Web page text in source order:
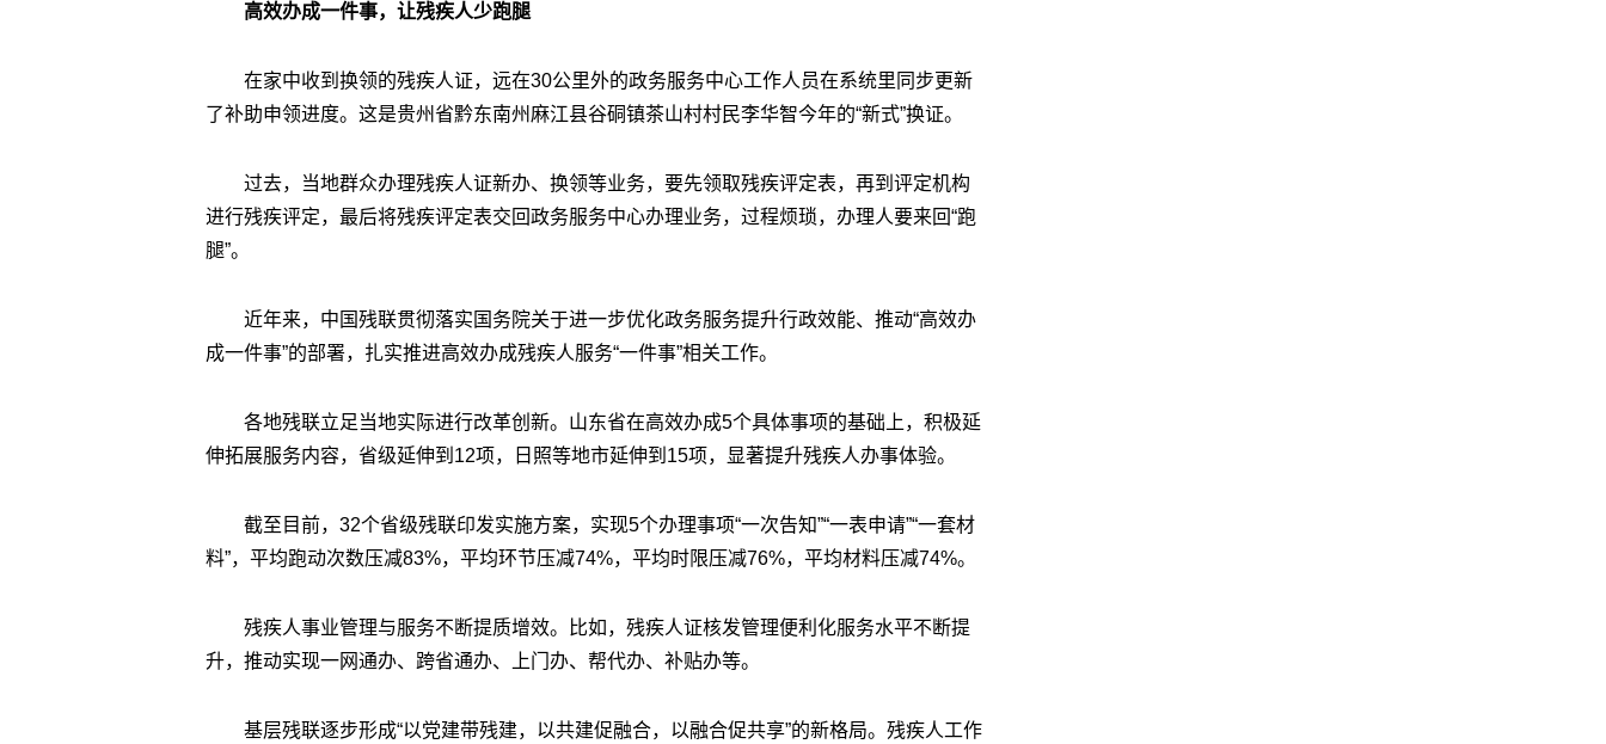
高效办成一件事，让残疾人少跑腿
在家中收到换领的残疾人证，远在30公里外的政务服务中心工作人员在系统里同步更新
了补助申领进度。这是贵州省黔东南州麻江县谷硐镇茶山村村民李华智今年的“新式”换证。
过去，当地群众办理残疾人证新办、换领等业务，要先领取残疾评定表，再到评定机构
进行残疾评定，最后将残疾评定表交回政务服务中心办理业务，过程烦琐，办理人要来回“跑
腿”。
近年来，中国残联贯彻落实国务院关于进一步优化政务服务提升行政效能、推动“高效办
成一件事”的部署，扎实推进高效办成残疾人服务“一件事”相关工作。
各地残联立足当地实际进行改革创新。山东省在高效办成5个具体事项的基础上，积极延
伸拓展服务内容，省级延伸到12项，日照等地市延伸到15项，显著提升残疾人办事体验。
截至目前，32个省级残联印发实施方案，实现5个办理事项“一次告知”“一表申请”“一套材
料”，平均跑动次数压减83%，平均环节压减74%，平均时限压减76%，平均材料压减74%。
残疾人事业管理与服务不断提质增效。比如，残疾人证核发管理便利化服务水平不断提
升，推动实现一网通办、跨省通办、上门办、帮代办、补贴办等。
基层残联逐步形成“以党建带残建，以共建促融合，以融合促共享”的新格局。残疾人工作